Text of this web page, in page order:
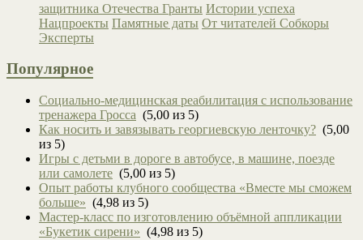
защитника Отечества Гранты Истории успеха
Нацпроекты Памятные даты От читателей Собкоры
Эксперты
Популярное
Социально-медицинская реабилитация с использование
тренажера Гросса (5,00 из 5)
Как носить и завязывать георгиевскую ленточку? (5,00
из 5)
Игры с детьми в дороге в автобусе, в машине, поезде
или самолете (5,00 из 5)
Опыт работы клубного сообщества «Вместе мы сможем
больше» (4,98 из 5)
Мастер-класс по изготовлению объёмной аппликации
«Букетик сирени» (4,98 из 5)